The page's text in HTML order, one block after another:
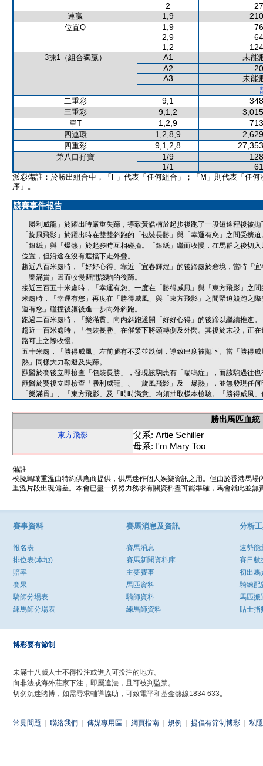
2
連贏 1,9
位置Q 1,9
2,9
1,2
3揀1（組合獨贏） A1
未能
A2
A3
未能
二重彩
9,1
三重彩 9,1,2
單T 1,2,9
四連環 1,2,8,9
四重彩 9,1,2,8
第八口孖寶 1/9
1/1
派彩備註：於勝出組合中，「F」代表「任何組合」；「M」則代表「任何
序」。
競賽事件報告
「勝利威龍」於躍出時嚴重失蹄，導致黃皓楠於起步後跑了一段短途程後被拋
「旋風飛影」於躍出時在雙雙斜跑的「包裝長勝」與「幸運有您」之間受擠迫
「銀紙」與「爆熱」於起步時互相碰撞。「銀紙」繼而收慢，在馬群之後切
位置，但沿途在沒有遮擋下走外疊。
趨近八百米處時，「好好心得」靠近「宜春輝煌」的後蹄處於窘境，當時「
「樂滿貫」因而收慢避開該駒的後蹄。
接近三百五十米處時，「幸運有您」一度在「勝得威風」與「東方飛影」之
米處時，「幸運有您」再度在「勝得威風」與「東方飛影」之間緊迫競跑之
運有您」碰撞後軀後進一步向外斜跑。
跑過二百米處時，「樂滿貫」向內斜跑避開「好好心得」的後蹄以繼續推進。
趨近一百米處時，「包裝長勝」在催策下將頭轉側及外閃。其後於末段，正
路可上之際收慢。
五十米處，「勝得威風」左前腿有不妥並跌倒，導致巴度被拋下。當「勝得
熱」同樣大力勒避及失蹄。
獸醫於賽後立即檢查「包裝長勝」，發現該駒患有「喘鳴症」，而該駒過往
獸醫於賽後立即檢查「勝利威龍」、「旋風飛影」及「爆熱」，並無發現任
「樂滿貫」、「東方飛影」及「時時滿意」均須抽取樣本檢驗。「勝得威風
勝出馬匹血統
東方飛影
父系: Artie Schiller
母系: I'm Mary Too
備註
模擬鳥瞰重溫由特約供應商提供，供馬迷作個人娛樂資訊之用。但由於香港馬
重溫片段出現偏差。本會已盡一切努力務求有關資料盡可能準確，馬會就此並
賽事資料
報名表
排位表(本地)
賠率
賽果
騎師分場表
練馬師分場表
賽馬消息及資訊
賽馬消息
賽馬新聞資料庫
主要賽事
馬匹資料
騎師資料
練馬師資料
分析
速勢能
賽日數
初出馬
騎練配
馬匹搬
貼士指
博彩要有節制
未滿十八歲人士不得投注或進入可投注的地方。
向非法或海外莊家下注，即屬違法，且可被判監禁。
切勿沉迷賭博，如需尋求輔導協助，可致電平和基金熱線1834 633。
常見問題 聯絡我們 傳媒專用區 網頁指南 規例 提倡有節制博彩 私